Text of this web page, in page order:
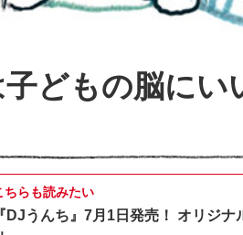
どもの脳にい
ちらも読みたい
『DJうんち』7月1日発売！ オリジ